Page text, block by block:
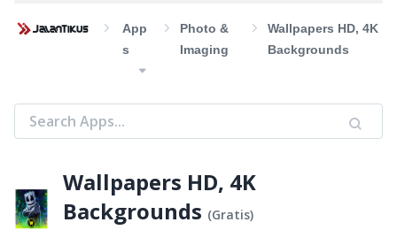
App
S
Photo &
Imaging
Wallpapers HD, 4K
Backgrounds
Wallpapers HD, 4K
Backgrounds (Gratis)